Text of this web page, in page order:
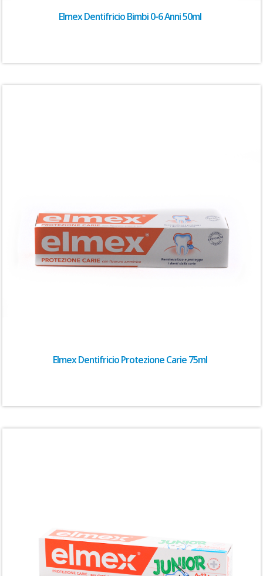
Elmex Dentifricio Bimbi 0-6 Anni 50ml
Elmex Dentifricio Protezione Carie 75ml